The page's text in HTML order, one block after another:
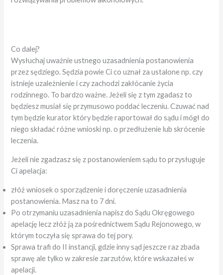
Co dalej?
Wysłuchaj uważnie ustnego uzasadnienia postanowienia
przez sędziego. Sędzia powie Ci co uznał za ustalone np. czy
istnieje uzależnienie i czy zachodzi zakłócanie życia
rodzinnego. To bardzo ważne. Jeżeli się z tym zgadasz to
będziesz musiał się przymusowo poddać leczeniu. Czuwać nad
tym będzie kurator który będzie raportował do sądu i mógł do
niego składać różne wnioski np. o przedłużenie lub skrócenie
leczenia.
Jeżeli nie zgadzasz się z postanowieniem sądu to przysługuje
Ci apelacja:
złóż wniosek o sporządzenie i doręczenie uzasadnienia
postanowienia. Masz na to 7 dni.
Po otrzymaniu uzasadnienia napisz do Sądu Okręgowego
apelację lecz złóż ją za pośrednictwem Sądu Rejonowego, w
którym toczyła się sprawa do tej pory.
Sprawa trafi do II instancji, gdzie inny sąd jeszcze raz zbada
sprawę ale tylko w zakresie zarzutów, które wskazałeś w
apelacji.